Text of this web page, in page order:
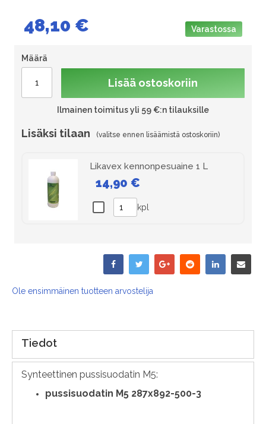
48,10 € Varastossa
Määrä
Lisää ostoskoriin
Ilmainen toimitus yli 59 €:n tilauksille
Lisäksi tilaan
Likavex kennonpesuaine 1 L
14,90 €
kpl
Ole ensimmäinen tuotteen arvostelija
gallery
Tiedot
Synteettinen pussisuodatin M5:
pussisuodatin M5 287x892-500-3